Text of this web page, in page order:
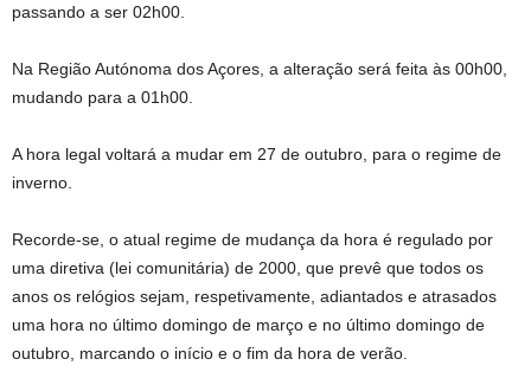
passando a ser 02h00.
Na Região Autónoma dos Açores, a alteração será feita às 00h00,
mudando para a 01h00.
A hora legal voltará a mudar em 27 de outubro, para o regime de
inverno.
Recorde-se, o atual regime de mudança da hora é regulado por
uma diretiva (lei comunitária) de 2000, que prevê que todos os
anos os relógios sejam, respetivamente, adiantados e atrasados
uma hora no último domingo de março e no último domingo de
outubro, marcando o início e o fim da hora de verão.